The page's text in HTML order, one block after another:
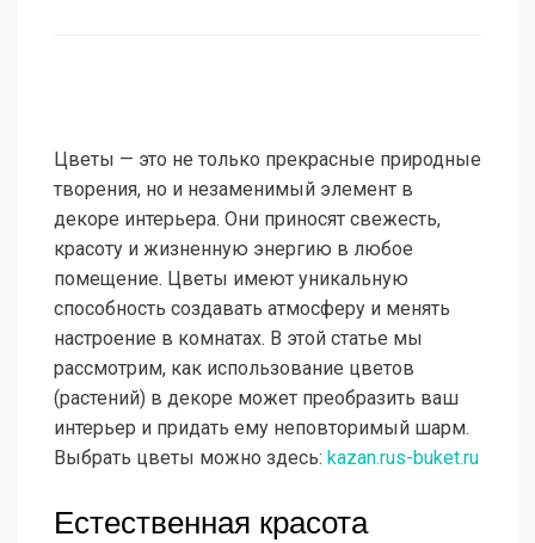
Цветы — это не только прекрасные природные
творения, но и незаменимый элемент в
декоре интерьера. Они приносят свежесть,
красоту и жизненную энергию в любое
помещение. Цветы имеют уникальную
способность создавать атмосферу и менять
настроение в комнатах. В этой статье мы
рассмотрим, как использование цветов
(растений) в декоре может преобразить ваш
интерьер и придать ему неповторимый шарм.
Выбрать цветы можно здесь: kazan.rus-buket.ru
Естественная красота